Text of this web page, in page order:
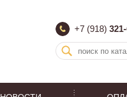
+7 (918)